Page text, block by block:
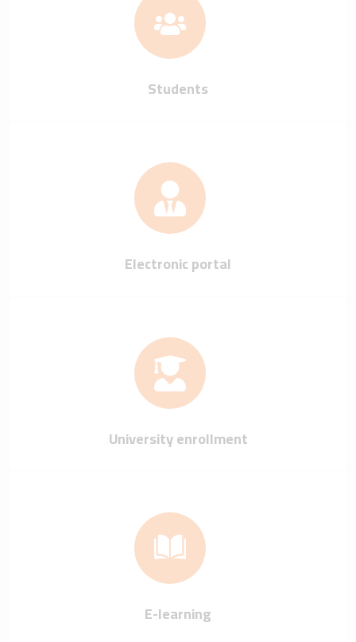
Students
Electronic portal
University enrollment
E-learning